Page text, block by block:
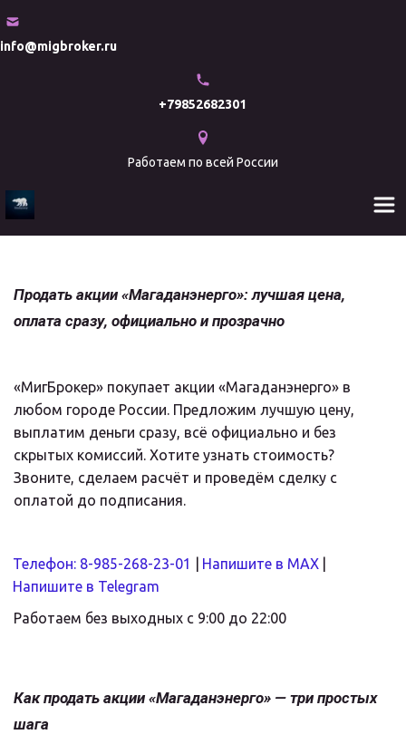
info@migbroker.ru
+79852682301
Работаем по всей России
Продать акции «Магаданэнерго»: лучшая цена,
оплата сразу, официально и прозрачно
«МигБрокер» покупает акции «Магаданэнерго» в
любом городе России. Предложим лучшую цену,
выплатим деньги сразу, всё официально и без
скрытых комиссий. Хотите узнать стоимость?
Звоните, сделаем расчёт и проведём сделку с
оплатой до подписания.
Телефон: 8-985-268-23-01 Напишите в MAX |
Напишите в Telegram
Работаем без выходных с 9:00 до 22:00
Как продать акции «Магаданэнерго» — три простых
шага